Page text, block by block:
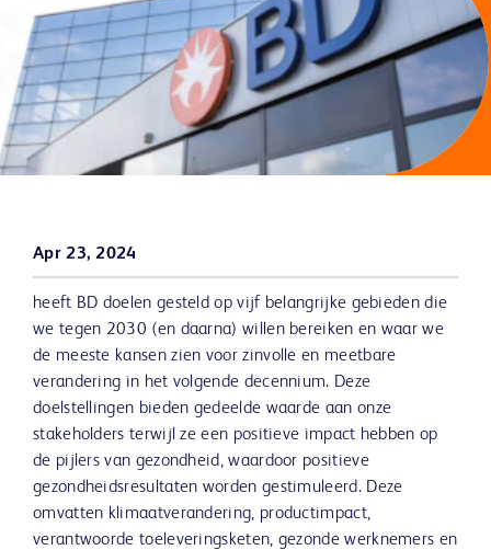
Apr 23, 2024
heeft BD doelen gesteld op vijf belangrijke gebieden die
we tegen 2030 (en daarna) willen bereiken en waar we
de meeste kansen zien voor zinvolle en meetbare
verandering in het volgende decennium. Deze
doelstellingen bieden gedeelde waarde aan onze
stakeholders terwijl ze een positieve impact hebben op
de pijlers van gezondheid, waardoor positieve
gezondheidsresultaten worden gestimuleerd. Deze
omvatten klimaatverandering, productimpact,
verantwoorde toeleveringsketen, gezonde werknemers en